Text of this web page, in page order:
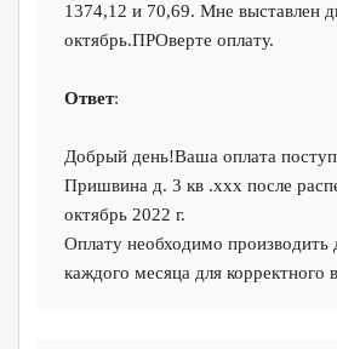
1374,12 и 70,69. Мне выставлен
октябрь.ПРОверте оплату.
Ответ:
Добрый день!Ваша оплата
Пришвина д. 3 кв .xxx после
октябрь 2022 г.
Оплату необходимо производить
каждого месяца для